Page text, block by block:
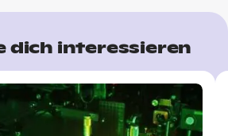
dich interessieren